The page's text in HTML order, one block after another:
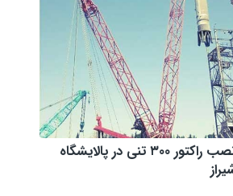
نصب راکتور ۳۰۰ تنی در پالایشگاه